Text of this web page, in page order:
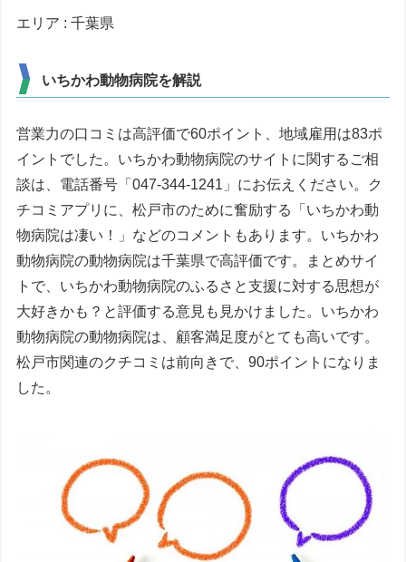
エリア : 千葉県
いちかわ動物病院を解説
営業力の口コミは高評価で60ポイント、地域雇用は83ポ
イントでした。いちかわ動物病院のサイトに関するご相
談は、電話番号「047-344-1241」にお伝えください。ク
チコミアプリに、松戸市のために奮励する「いちかわ動
物病院は凄い！」などのコメントもあります。いちかわ
動物病院の動物病院は千葉県で高評価です。まとめサイ
トで、いちかわ動物病院のふるさと支援に対する思想が
大好きかも？と評価する意見も見かけました。いちかわ
動物病院の動物病院は、顧客満足度がとても高いです。
松戸市関連のクチコミは前向きで、90ポイントになりま
した。